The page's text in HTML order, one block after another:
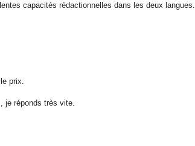
capacités rédactionnelles dans les deux langues.
prix.
je réponds très vite.